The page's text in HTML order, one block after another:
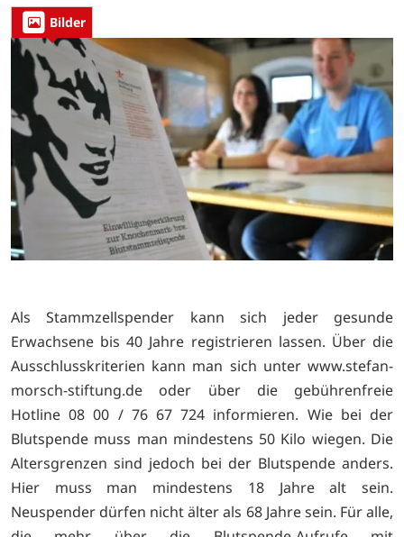
Bilder
Als Stammzellspender kann sich jeder gesunde
Erwachsene bis 40 Jahre registrieren lassen. Über die
Ausschlusskriterien kann man sich unter www.stefan-
morsch-stiftung.de oder über die gebührenfreie
Hotline 08 00 / 76 67 724 informieren. Wie bei der
Blutspende muss man mindestens 50 Kilo wiegen. Die
Altersgrenzen sind jedoch bei der Blutspende anders.
Hier muss man mindestens 18 Jahre alt sein.
Neuspender dürfen nicht älter als 68 Jahre sein. Für alle,